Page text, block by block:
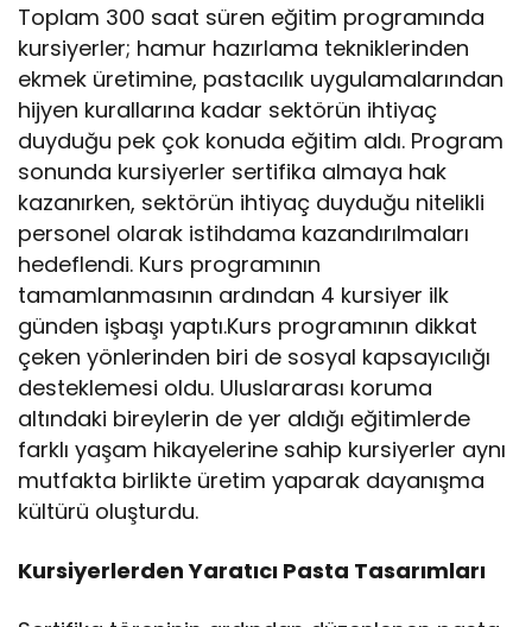
Toplam 300 saat süren eğitim programında
kursiyerler; hamur hazırlama tekniklerinden
ekmek üretimine, pastacılık uygulamalarından
hijyen kurallarına kadar sektörün ihtiyaç
duyduğu pek çok konuda eğitim aldı. Program
sonunda kursiyerler sertifika almaya hak
kazanırken, sektörün ihtiyaç duyduğu nitelikli
personel olarak istihdama kazandırılmaları
hedeflendi. Kurs programının
tamamlanmasının ardından 4 kursiyer ilk
günden işbaşı yaptı.Kurs programının dikkat
çeken yönlerinden biri de sosyal kapsayıcılığı
desteklemesi oldu. Uluslararası koruma
altındaki bireylerin de yer aldığı eğitimlerde
farklı yaşam hikayelerine sahip kursiyerler aynı
mutfakta birlikte üretim yaparak dayanışma
kültürü oluşturdu.
Kursiyerlerden Yaratıcı Pasta Tasarımları